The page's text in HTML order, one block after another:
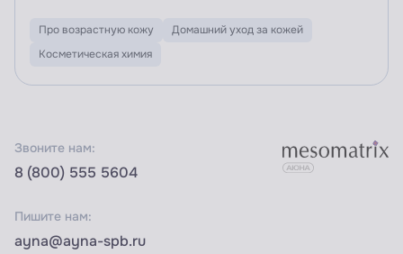
Про возрастную кожу
Домашний уход за кожей
Косметическая химия
Звоните нам:
8 (800) 555 5604
Пишите нам:
ayna@ayna-spb.ru